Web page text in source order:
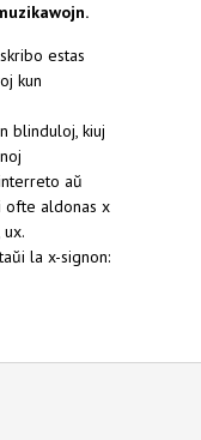
estas
kun
blinduloj, kiuj
aŭ
ofte aldonas x
la x-signon: